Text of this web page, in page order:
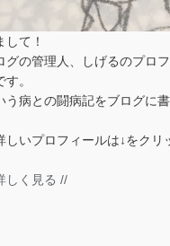
して！
グの管理人、しげるのプロ
。
う病との闘病記をブログに
しいプロフィールは↓をクリ
しく見る //